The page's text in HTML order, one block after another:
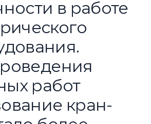
в работе
работ
кран-